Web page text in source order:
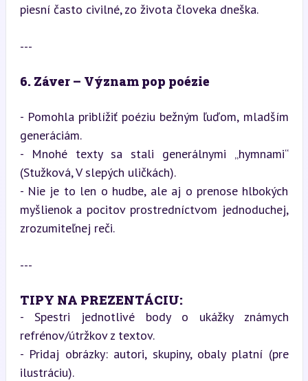
piesní často civilné, zo života človeka dneška.
---
6. Záver – Význam pop poézie
- Pomohla priblížiť poéziu bežným ľuďom, mladším
generáciám.
- Mnohé texty sa stali generálnymi „hymnami“
(Stužková, V slepých uličkách).
- Nie je to len o hudbe, ale aj o prenose hlbokých
myšlienok a pocitov prostredníctvom jednoduchej,
zrozumiteľnej reči.
---
TIPY NA PREZENTÁCIU:
- Spestri jednotlivé body o ukážky známych
refrénov/útržkov z textov.
- Pridaj obrázky: autori, skupiny, obaly platní (pre
ilustráciu).